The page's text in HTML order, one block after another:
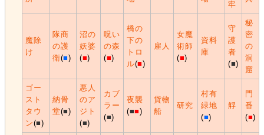
牢
魔除
け
隊商
の護
衛(■)
沼の
妖婆
(■)
呪い
の森
(■)
橋の
下の
トロ
ル(■)
雇人
女魔
術師
(■)
資料
庫
守
護
者
(■)
秘
密
の
洞
窟
ゴー
スト
タウ
ン(■)
納骨
堂(■)
悪人
のア
ジト
(■)
カブ
ラー
(■)
夜襲
(■■)
貨物
船
研究
村有
緑地
(■)
艀
門
番
(■)